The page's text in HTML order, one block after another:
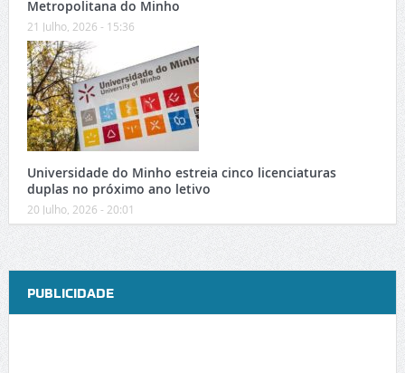
Metropolitana do Minho
21 Julho, 2026 - 15:36
Universidade do Minho estreia cinco licenciaturas
duplas no próximo ano letivo
20 Julho, 2026 - 20:01
PUBLICIDADE